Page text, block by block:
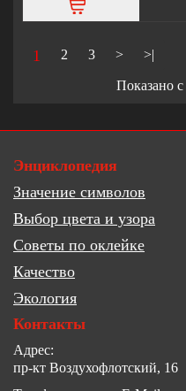
1 2 3 > >|
Показано
Энциклопедия
Значение символов
Выбор цвета и узора
Советы по оклейке
Качество
Экология
Контакты
Адрес:
пр-кт Воздухофлотский, 16